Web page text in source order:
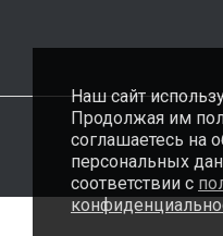
Наш сайт
Продолжая им
соглашаетесь на
персональных
соответствии с